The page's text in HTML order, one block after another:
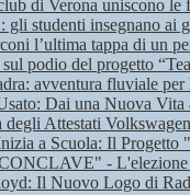
di Verona uniscono le
studenti insegnano ai
l’ultima tappa di un
podio del progetto
avventura fluviale per
Dai una Nuova
degli Attestati
a Scuola: Il
- L'elezione
Il Nuovo Logo di